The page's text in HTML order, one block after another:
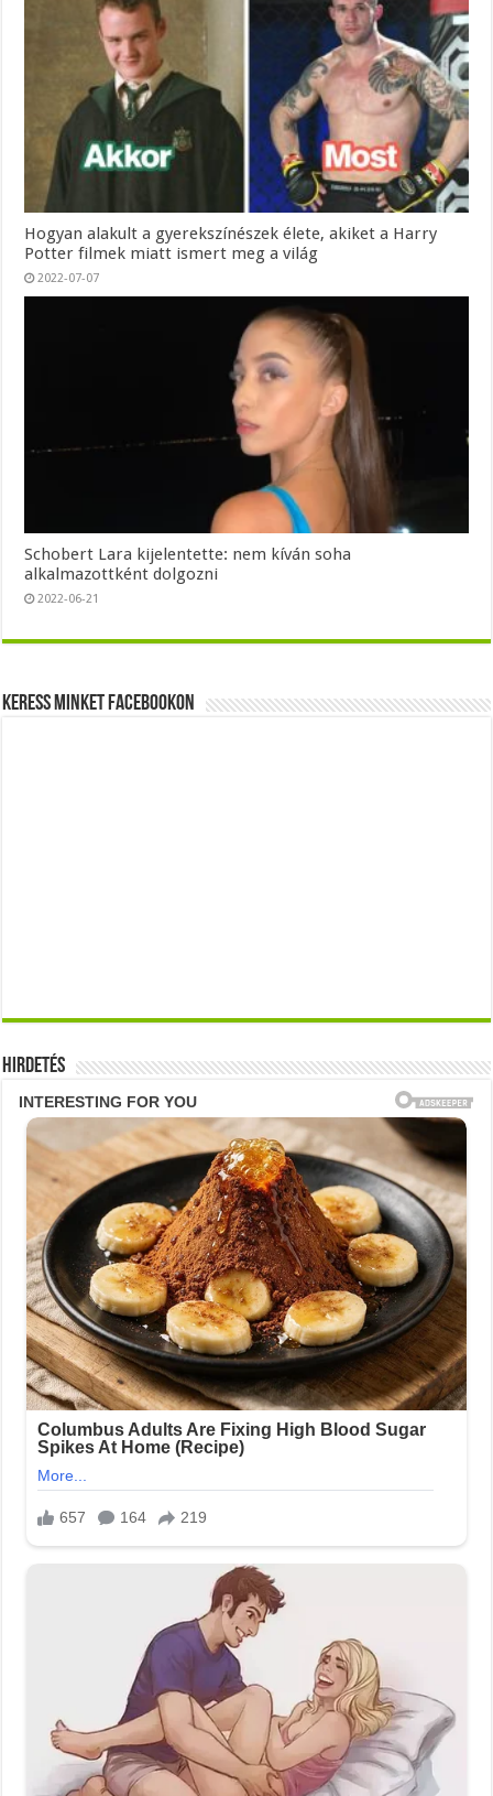
Hogyan alakult a gyerekszínészek élete, akiket a Harry
Potter filmek miatt ismert meg a világ
2022-07-07
Schobert Lara kijelentette: nem kíván soha
alkalmazottként dolgozni
2022-06-21
Keress minket Facebookon
Hirdetés